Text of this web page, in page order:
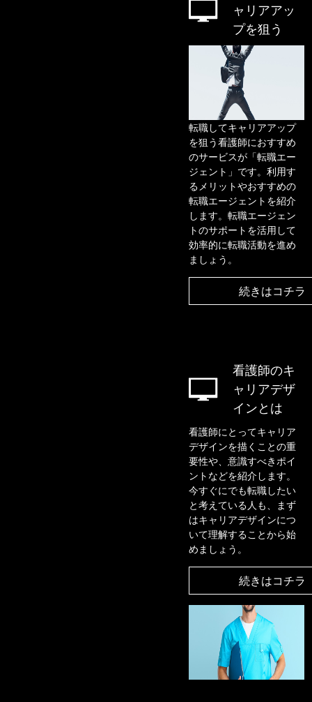
ャリアアッ
プを狙う
転職してキャリアアップ
を狙う看護師におすすめ
のサービスが「転職エー
ジェント」です。利用す
るメリットやおすすめの
転職エージェントを紹介
します。転職エージェン
トのサポートを活用して
効率的に転職活動を進め
ましょう。
続きはコチラ
看護師のキ
ャリアデザ
インとは
看護師にとってキャリア
デザインを描くことの重
要性や、意識すべきポイ
ントなどを紹介します。
今すぐにでも転職したい
と考えている人も、まず
はキャリアデザインにつ
いて理解することから始
めましょう。
続きはコチラ